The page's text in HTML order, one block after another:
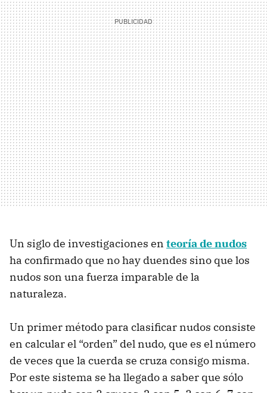
Un siglo de investigaciones en teoría de nudos
ha confirmado que no hay duendes sino que los
nudos son una fuerza imparable de la
naturaleza.
Un primer método para clasificar nudos consiste
en calcular el “orden” del nudo, que es el número
de veces que la cuerda se cruza consigo misma.
Por este sistema se ha llegado a saber que sólo